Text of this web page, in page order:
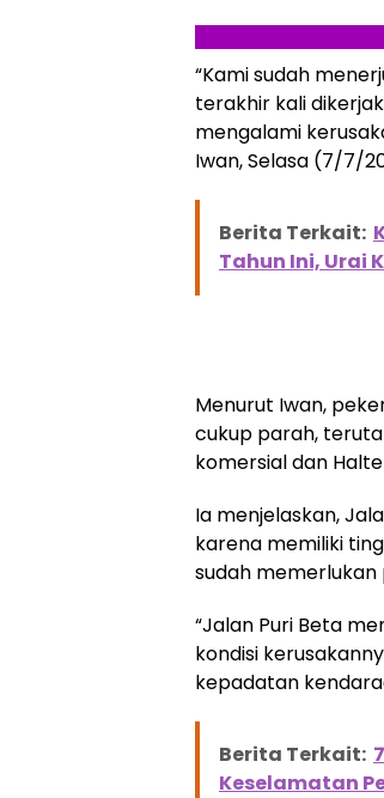
“Kami sudah
terakhir kali
mengalami
Iwan, Selasa (7/7/
Berita Terkait:
Tahun Ini, Urai
Menurut Iwan,
cukup parah,
komersial dan
Ia menjelaskan,
karena memiliki
sudah
“Jalan Puri Beta
kondisi
kepadatan
Berita Terkait:
Keselamatan